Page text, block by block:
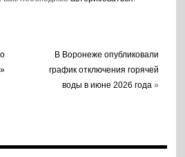
В Воронеже опубликовали
график отключения горячей
воды в июне 2026 года »